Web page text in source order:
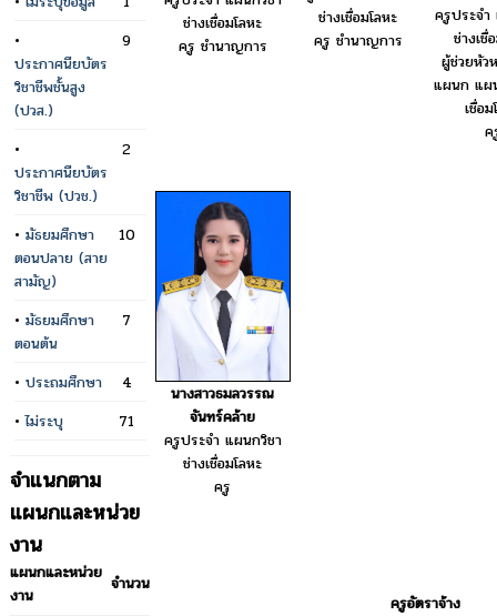
•
ประกาศนียบัตร
วิชาชีพชั้นสูง
(ปวส.)
9
•
ประกาศนียบัตร
วิชาชีพ (ปวช.)
2
• มัธยมศึกษา
ตอนปลาย (สาย
สามัญ)
10
• มัธยมศึกษา
ตอนต้น
7
• ประถมศึกษา
4
•ไม่ระบุ 71
จำแนกตาม
แผนกและหน่วย
งาน
แผนกและหน่วย
งาน
จำนวน
ช่างเชื่อมโลหะ
ครู ชำนาญการ
ช่างเชื่อมโลหะ
ครู ชำนาญการ
ครูประจำ
ช่างเชื่
ผู้ช่วยหัว
แผนก แผ
เชื่อ
ค
นางสาวธมลวรรณ
จันทร์คล้าย
ครูประจำ แผนกวิชา
ช่างเชื่อมโลหะ
ครู
ครูอัตราจ้าง